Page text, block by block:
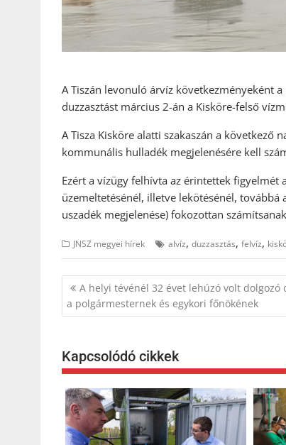
A Tiszán levonuló árvíz következményeként
duzzasztást március 2-án a Kisköre-felső
A Tisza Kisköre alatti szakaszán a következő
kommunális hulladék megjelenésére kell
Ezért a vízügy felhívta az érintettek figyelmét
üzemeltetésénél, illetve lekötésénél,
uszadék megjelenése) fokozottan
JNSZ megyei hírek alvíz, duzzasztás, felvíz,
Bejegyzés
navigáció
A helyi tévénél 32 évet lehúzó volt dolgozó
a polgármesternek és egykori főnökének
Kapcsolódó cikkek